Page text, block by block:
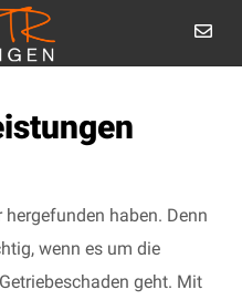
haben. Denn
wenn es um die
geht. Mit